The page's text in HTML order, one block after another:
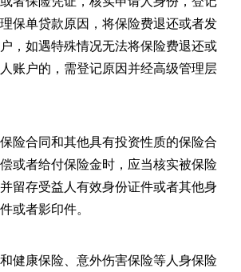
保单贷款原因，将保险费退还或者发
，如遇特殊情况无法将保险费退还或
账户的，需登记原因并经高级管理层
险合同和其他具有投资性质的保险合
或者给付保险金时，应当核实被保险
留存受益人有效身份证件或者其他身
或者影印件。
健康保险、意外伤害保险等人身保险